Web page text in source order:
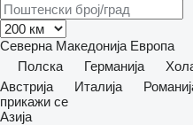
Северна Македонија Европа
Полска
Германија
Австрија
Италија
прикажи се
Азија